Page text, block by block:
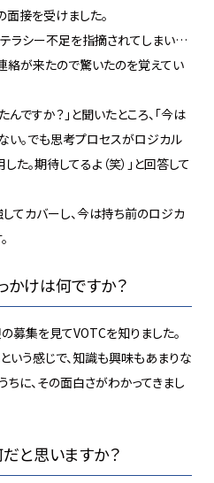
面接を受けました。
ラシー不足を指摘されてしまい…
絡が来たので驚いたのを覚えてい
ですか？」と聞いたところ、「今は
。でも思考プロセスがロジカル
た。期待してるよ（笑）」と回答して
てカバーし、今は持ち前のロジカ
かけは何ですか？
募集を見てVOTCを知りました。
いう感じで、知識も興味もあまりな
に、その面白さがわかってきまし
と思いますか？